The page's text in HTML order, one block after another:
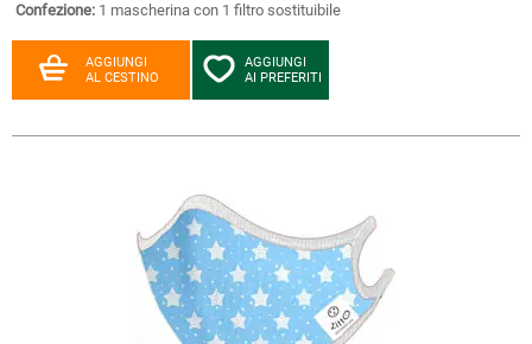
Confezione: 1 mascherina con 1 filtro sostituibile
AGGIUNGI
AL CESTINO
AGGIUNGI
AI PREFERITI